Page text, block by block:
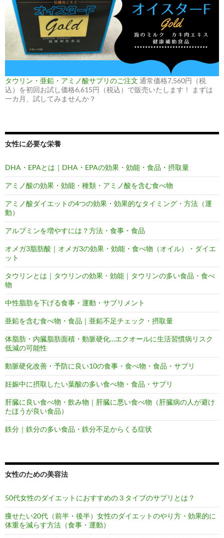
タウリン・亜鉛・アミノ酸サプリのご注文 通常価格7,560円（税
込）を初回お試し価格6,615円（税込）で販売いたします！ まずは
一カ月、試してみませんか？
女性に必要な栄養
DHA・EPAとは｜DHA・EPAの効果・効能・食品・摂取量
アミノ酸の効果・効能・種類・アミノ酸を含む食べ物
アミノ酸ダイエットの4つの効果・効果的なタイミング・方法（運
動）
アルブミンを増やすには？方法・食事・食品
オメガ3脂肪酸｜オメガ3の効果・効能・食べ物（オイル）・ダイエ
ット
タウリンとは｜タウリンの効果・効能｜タウリンの多い食品・食べ
物
中性脂肪を下げる食事・運動・サプリメント
亜鉛を含む食べ物・食品｜亜鉛不足チェック・摂取量
体脂肪・内臓脂肪面積・動脈硬化…エクオールに生活習慣病リスク
低減の可能性
動脈硬化改善・予防に良い10の食事・食べ物・食品・サプリ
妊娠中に摂取したい葉酸の多い食べ物・食品・サプリ
肝臓に良い食べ物・飲み物｜肝臓に悪い食べ物（肝臓病の人が避け
たほうが良い食品）
鉄分｜鉄分の多い食品・鉄分不足からくる症状
女性のための美容法
50代女性のダイエットにおすすめの３タイプのサプリとは？
痩せたい20代（前半・後半）女性のダイエットのやり方・効果的に
体重を減らす方法（食事・運動）